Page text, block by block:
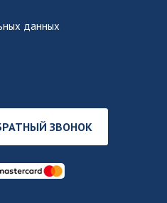
данных
ЗВОНОК